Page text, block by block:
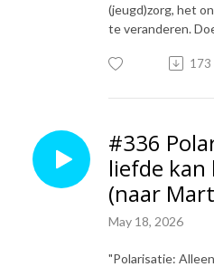
(jeugd)zorg, het
te veranderen.
173
#336
liefde
(naar
May 18, 2026
"Polarisatie: